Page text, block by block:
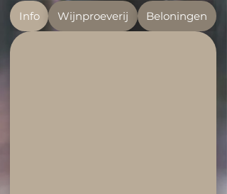
Info Wijnproeverij Beloningen